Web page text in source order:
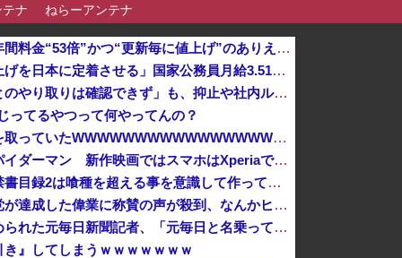
テナ ねらーアンテナ
ゲーム業界ご用達のフォント、年間料金“53倍”かつ“更新毎に値上げ”のありえない契約により多数撤退へ・・・
高市総理「物価上昇を上回る賃上げを日本に定着させる」国家公務員月給3.51％増へ 地方公務員も追随する見通し
【再入館問題】イオン「ハビタとのやり取りは確認できず」も、抑止や社内ルール運用が徹底できなかった可能性を認める
ってるやつって何やってんの？
【悲報】堀大輔さん、実は仮眠を取っていたWWWWWWWWWWWWWWWWWWWWWWWWWWWWWWWWWWWWWWWWWW
【悲報】ソニーの大スター、スパイダーマン 新作映画ではスマホはXperiaではなくGalaxyを使用
スロッターさん「とある魔術の禁書目録2は喰種を超える事を意識して作ってるだけあって、演出・ゲーム性は東京喰種よりも良い」他
「感動のフィナーレだ」と某野党が達成した偉業に称賛の声が殺到、なんかヒーロー番組の最終回を見ているよ
後輩記者に歩道橋近くで呼び止められた元毎日新聞記者、「元毎日と名乗ってSNSで活動するな」と要求されてしまい……
き』してしまうｗｗｗｗｗｗｗ